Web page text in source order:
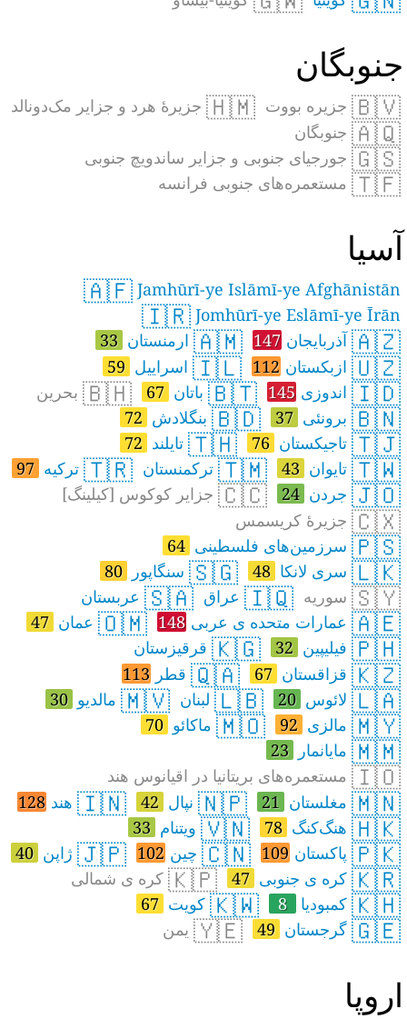
جنوبگان
🇧🇻جزیره بووت 🇭🇲جزیرهٔ هرد و جزایر مک‌دونالد
🇦🇶جنوبگان
🇬🇸جورجیای جنوبی و جزایر ساندویچ جنوبی
🇹🇫مستعمره‌های جنوبی فرانسه
آسیا
🇦🇫Jamhūrī-ye Islāmī-ye Afghānistān
🇮🇷Jomhūrī-ye Eslāmī-ye Īrān
🇦🇿آذربایجان 147
🇦🇲ارمنستان 33
🇺🇿ازبکستان 112
🇮🇱اسراییل 59
🇮🇩اندوزی 145
🇧🇹باتان 67
🇧🇭بحرین
🇧🇳برونئی 37
🇧🇩بنگلادش 72
🇹🇯تاجیکستان 76
🇹🇭تایلند 72
🇹🇼تایوان 43
🇹🇲ترکمنستان 🇹🇷ترکیه 97
🇯🇴جردن 24
🇨🇨جزایر کوکوس [کیلینگ]
🇨🇽جزیرهٔ کریسمس
🇵🇸سرزمین‌های فلسطینی 64
🇱🇰سری لانکا 48
🇸🇬سنگاپور 80
🇸🇾سوریه 🇮🇶عراق 🇸🇦عربستان
🇦🇪عمارات متحده ی عربی 148
🇴🇲عمان 47
🇵🇭فیلیپین 32
🇰🇬قرقیزستان
🇰🇿قزاقستان 67
🇶🇦قطر 113
🇱🇦لائوس 20
🇱🇧لبنان 🇲🇻مالدیو 30
🇲🇾مالزی 92
🇲🇴ماکائو 70
🇲🇲مایانمار 23
🇮🇴مستعمره‌های بریتانیا در اقیانوس هند
🇲🇳مغلستان 21
🇳🇵نپال 42
🇮🇳هند 128
🇭🇰هنگ‌کنگ 78
🇻🇳ویتنام 33
🇵🇰پاکستان 109
🇨🇳چین 102
🇯🇵ژاپن 40
🇰🇷کره ی جنوبی 47
🇰🇵کره ی شمالی
🇰🇭کمبودیا 8
🇰🇼کویت 67
🇬🇪گرجستان 49
🇾🇪یمن
اروپا